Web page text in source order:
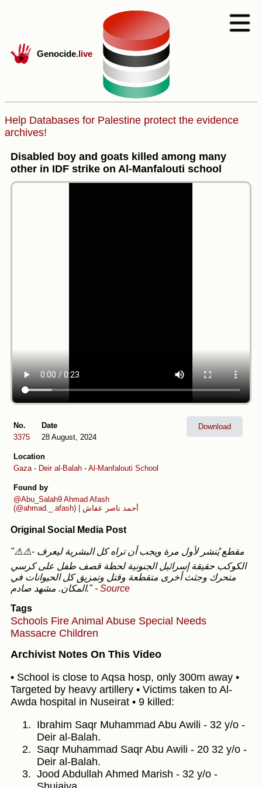
Genocide.live
Help Databases for Palestine protect the evidence
archives!
Disabled boy and goats killed among many
other in IDF strike on Al-Manfalouti school
No.
3375
Date
28 August, 2024
Location
Gaza - Deir al-Balah - Al-Manfalouti School
Found by
@Abu_Salah9 Ahmad Afash
(@ahmad._.afash) | أحمد ناصر عفاش
Download
Original Social Media Post
"⚠️⚠️- مقطع يُنشر لأول مرة ويجب أن تراه كل البشرية ليعرف
الكوكب حقيقة إسرائيل الجنونية لحظة قصف طفل على كرسي
متحرك وجثث أخرى متقطعة وقتل وتمزيق كل الحيوانات في
المكان. مشهد صادم." - Source
Tags
Schools Fire Animal Abuse Special Needs
Massacre Children
Archivist Notes On This Video
• School is close to Aqsa hosp, only 300m away •
Targeted by heavy artillery • Victims taken to Al-
Awda hospital in Nuseirat • 9 killed:
Ibrahim Saqr Muhammad Abu Awili - 32 y/o -
Deir al-Balah.
Saqr Muhammad Saqr Abu Awili - 20 32 y/o -
Deir al-Balah.
Jood Abdullah Ahmed Marish - 32 y/o -